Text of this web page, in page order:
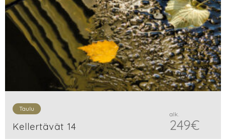
Taulu
Kellertävät 14
alk.
249€